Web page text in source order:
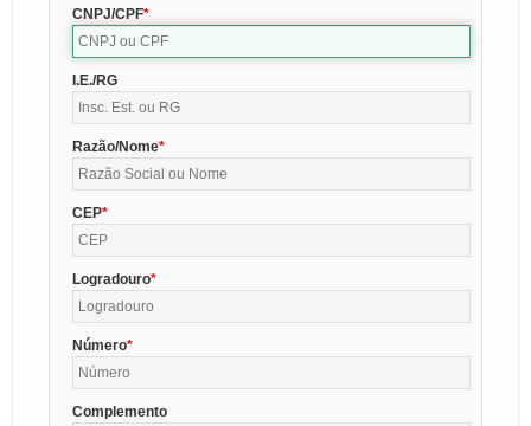
CNPJ/CPF
I.E./RG
Razão/Nome
CEP
Logradouro
Número
Complemento